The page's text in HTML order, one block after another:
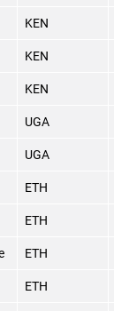
KEN
KEN
KEN
UGA
UGA
ETH
ETH
ETH
ETH